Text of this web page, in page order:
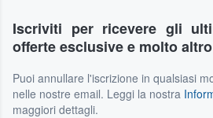
Iscriviti per ricevere gli
offerte esclusive e molto
Puoi annullare l'iscrizione in qualsiasi
nelle nostre email. Leggi la nostra
maggiori dettagli.